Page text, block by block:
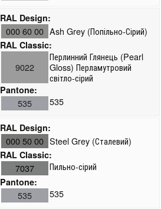
RAL Design:
000 60 00 Ash Grey (Попільно-Сірий)
RAL Classic:
9022
Перлинний Глянець (Pearl
Gloss) Перламутровий
світло-сірий
Pantone:
535
535
RAL Design:
000 50 00 Steel Grey (Сталевий)
RAL Classic:
7037 Пильно-сірий
Pantone:
535
535